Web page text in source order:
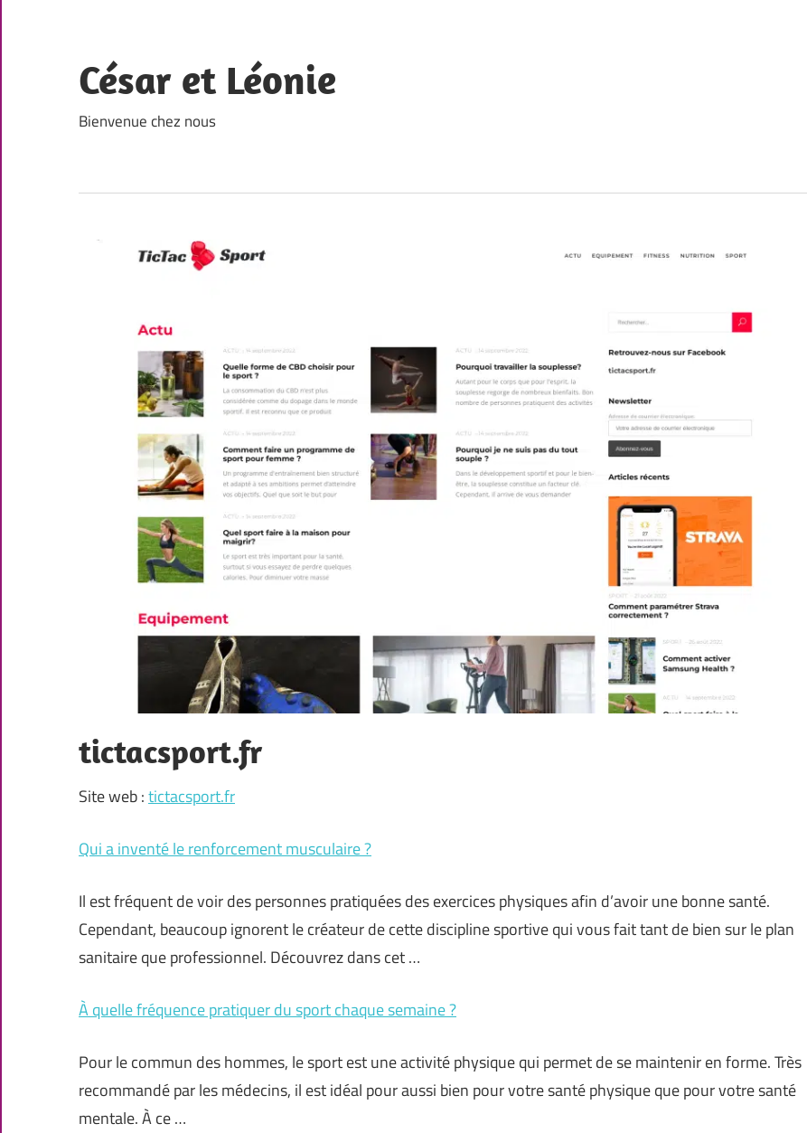
content
César et Léonie
Bienvenue chez nous
tictacsport.fr
Site web :tictacsport.fr
Qui a inventé le renforcement musculaire ?
Il est fréquent de voir des personnes pratiquées des exercices physiques afin d’avoir une bonne santé.
Cependant, beaucoup ignorent le créateur de cette discipline sportive qui vous fait tant de bien sur le plan
sanitaire que professionnel. Découvrez dans cet …
À quelle fréquence pratiquer du sport chaque semaine ?
Pour le commun des hommes, le sport est une activité physique qui permet de se maintenir en forme. Très
recommandé par les médecins, il est idéal pour aussi bien pour votre santé physique que pour votre santé
mentale. À ce …